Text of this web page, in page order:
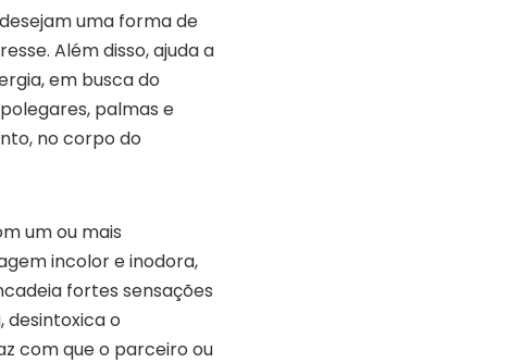
uma forma de
Além disso, ajuda a
em busca do
palmas e
no corpo do
um ou mais
incolor e inodora,
fortes sensações
desintoxica o
com que o parceiro ou